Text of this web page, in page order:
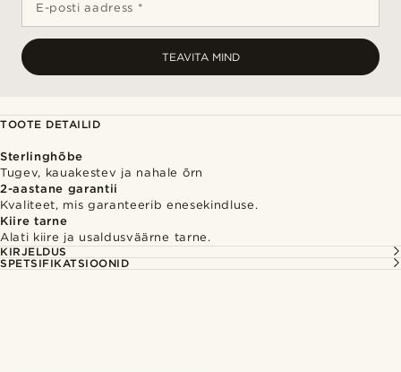
E-posti aadress *
TEAVITA MIND
TOOTE DETAILID
Sterlinghõbe
Tugev, kauakestev ja nahale õrn
2-aastane garantii
Kvaliteet, mis garanteerib enesekindluse.
Kiire tarne
Alati kiire ja usaldusväärne tarne.
KIRJELDUS
SPETSIFIKATSIOONID